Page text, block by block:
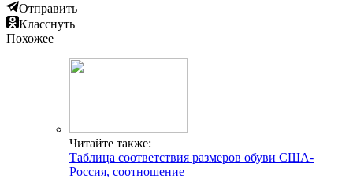
Отправить
Класснуть
Похожее
Читайте также:
Таблица соответствия размеров обуви США-
Россия, соотношение